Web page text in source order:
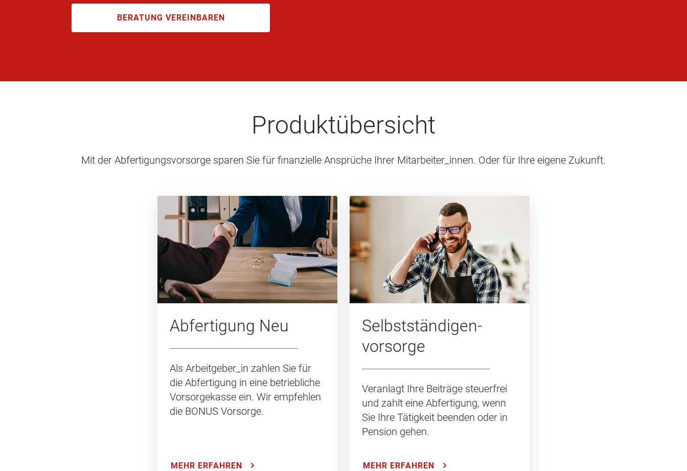
BERATUNG VEREINBAREN
Produktübersicht
Mit der Abfertigungsvorsorge sparen Sie für finanzielle Ansprüche Ihrer Mitarbeiter_innen. Oder für Ihre eigene Zukunft.
Abfertigung Neu
Als Arbeitgeber_in zahlen Sie für
die Abfertigung in eine betriebliche
Vorsorgekasse ein. Wir empfehlen
die BONUS Vorsorge.
MEHR ERFAHREN
Selbstständigen­
vorsorge
Veranlagt Ihre Beiträge steuerfrei
und zahlt eine Abfertigung, wenn
Sie Ihre Tätigkeit beenden oder in
Pension gehen.
MEHR ERFAHREN